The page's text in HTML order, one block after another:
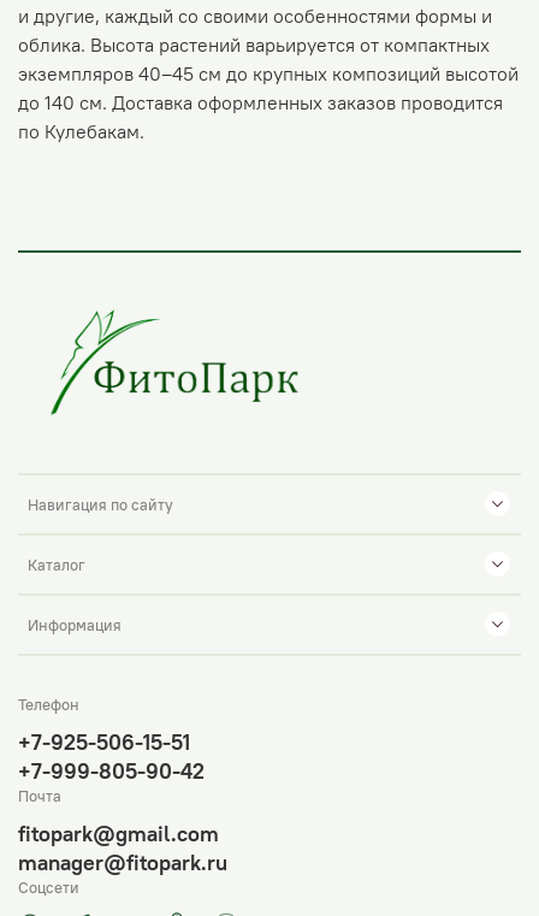
и другие, каждый со своими особенностями формы и
облика. Высота растений варьируется от компактных
экземпляров 40–45 см до крупных композиций высотой
до 140 см. Доставка оформленных заказов проводится
по Кулебакам.
Навигация по сайту
Каталог
Информация
Телефон
+7-925-506-15-51
+7-999-805-90-42
Почта
fitopark@gmail.com
manager@fitopark.ru
Соцсети